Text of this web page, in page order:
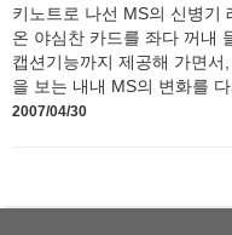
키노트로 나선 MS의 신병기
온 야심찬 카드를 좌다 꺼내
캡션기능까지 제공해 가면
을 보는 내내 MS의 변화를 다
2007/04/30